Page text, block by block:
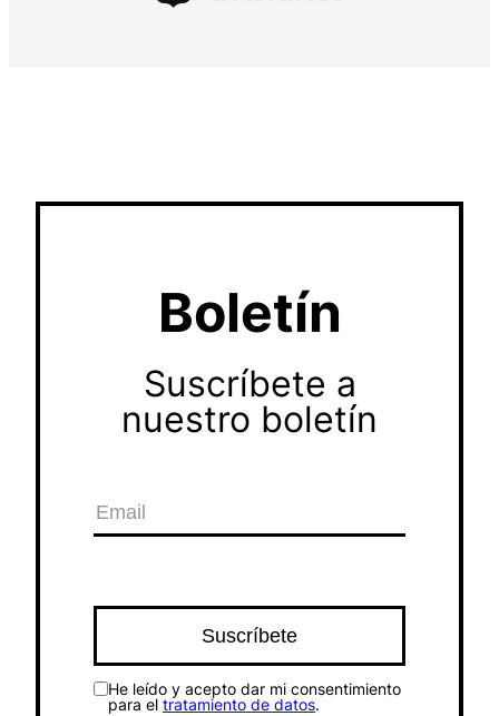
Boletín
Suscríbete a
nuestro boletín
He leído y acepto dar mi consentimiento
para el tratamiento de datos.